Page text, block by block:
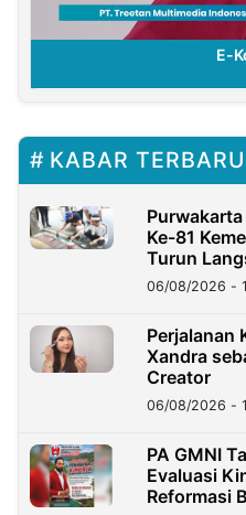
E-
KABAR TERBARU
Ke-81
Turun
06/08/2026 -
Perjalanan
Xandra
Creator
06/08/2026 -
PA GMNI
Evaluasi
Reformasi